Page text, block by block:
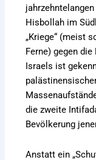
Hisbollah im
„Kriege“ (meist
Ferne) gegen
Israels ist
die zweite
Bevölkerung
Anstatt ein